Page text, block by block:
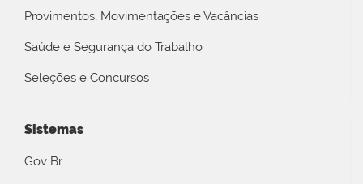
Provimentos, Movimentações e Vacâncias
Saúde e Segurança do Trabalho
Seleções e Concursos
Sistemas
Gov Br